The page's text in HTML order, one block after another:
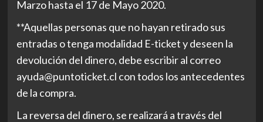
Marzo hasta el 17 de Mayo 2020.
**Aquellas personas que no hayan retirado sus
entradas o tenga modalidad E-ticket y deseen la
devolución del dinero, debe escribir al correo
ayuda@puntoticket.cl con todos los antecedentes
de la compra.
La reversa del dinero, se realizará a través del